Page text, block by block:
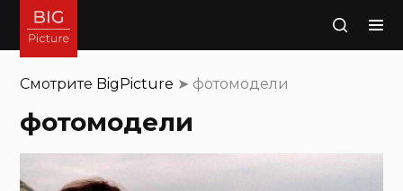
Поиск
Смотрите BigPicture ➤ фотомодели
фотомодели